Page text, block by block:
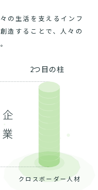
の生活を支えるインフ
造することで、人々の
2つ目の柱
クロスボーダー人材